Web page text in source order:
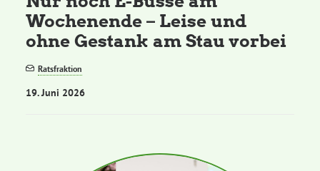
Wochenende – Leise und
ohne Gestank am Stau vorbei
Ratsfraktion
19. Juni 2026